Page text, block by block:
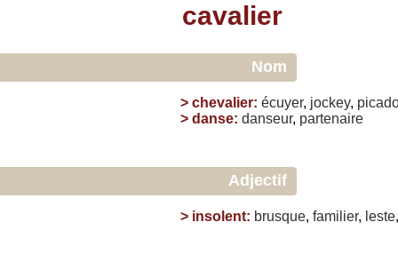
cavalier
Nom
> chevalier: écuyer, jockey,
> danse: danseur, partenaire
Adjectif
> insolent: brusque, familier, leste